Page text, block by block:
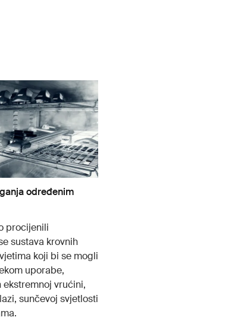
određenim
procijenili
sustava krovnih
koji bi se mogli
uporabe,
ekstremnoj vrućini,
sunčevoj svjetlosti